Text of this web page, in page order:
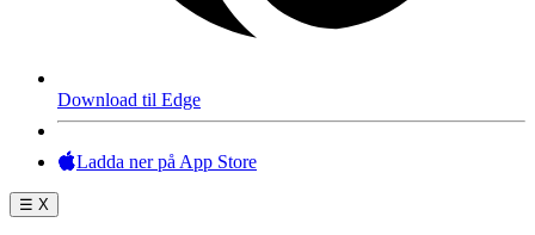
Download til Edge
Ladda ner på App Store
☰ X